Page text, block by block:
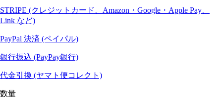
STRIPE (クレジットカード、Amazon・Google・Apple Pay、
Link など)
PayPal 決済 (ペイパル)
銀行振込 (PayPay銀行)
代金引換 (ヤマト便コレクト)
数量